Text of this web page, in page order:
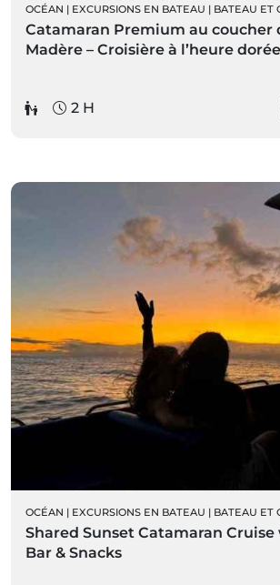
OCÉAN | EXCURSIONS EN BATEAU | BATEAU ET
Catamaran Premium au coucher
Madère – Croisière à l’heure dorée
2 H
OCÉAN | EXCURSIONS EN BATEAU | BATEAU ET
Shared Sunset Catamaran
Bar & Snacks